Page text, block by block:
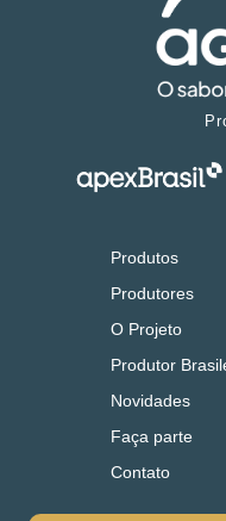
Produtos
Produtores
O Projeto
Produtor
Novidades
Faça parte
Contato